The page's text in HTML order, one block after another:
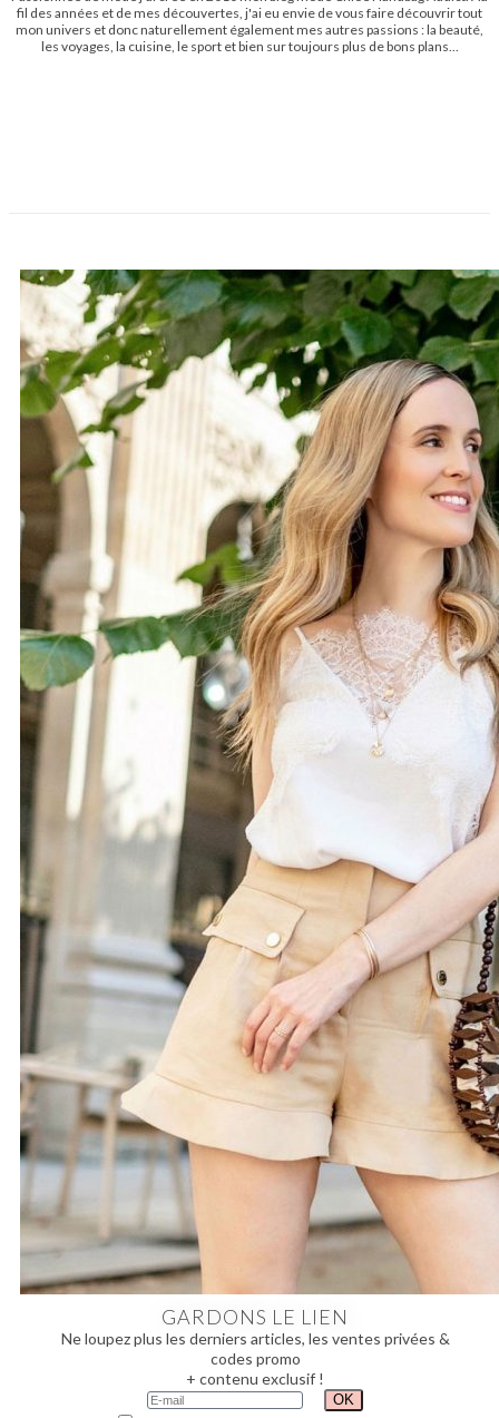
fil des années et de mes découvertes, j'ai eu envie de vous faire découvrir tout
mon univers et donc naturellement également mes autres passions : la beauté,
les voyages, la cuisine, le sport et bien sur toujours plus de bons plans...
GARDONS LE LIEN
Ne loupez plus les derniers articles, les ventes privées &
codes promo
+ contenu exclusif !